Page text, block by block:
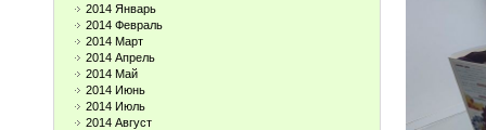
2014 Январь
2014 Февраль
2014 Март
2014 Апрель
2014 Май
2014 Июнь
2014 Июль
2014 Август